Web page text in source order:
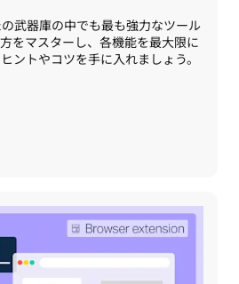
武器庫の中でも最も強力なツール
をマスターし、各機能を最大限に
ントやコツを手に入れましょう。